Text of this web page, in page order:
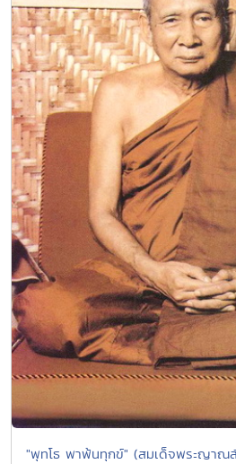
"พุทโธ พาพ้นทุกข์" (สมเด็จพระญาณ